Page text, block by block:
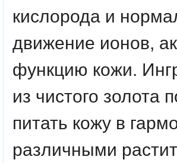
кислорода и
движение ионов,
функцию кожи.
из чистого золота
питать кожу в
различными